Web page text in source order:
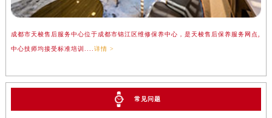
成都市天梭售后服务中心位于成都市锦江区维修保养中心，是天梭售后保养服务网点,
中心技师均接受标准培训.... 详情 >
常见问题